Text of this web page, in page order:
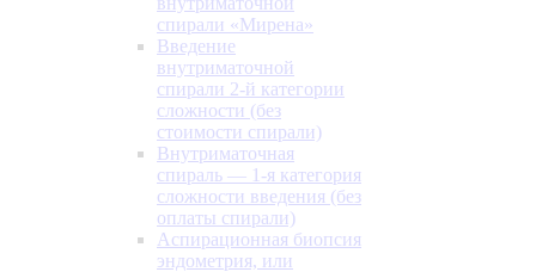
спирали «Мирена»
Введение
внутриматочной
спирали 2-й категории
сложности (без
стоимости спирали)
Внутриматочная
спираль — 1-я категория
сложности введения (без
оплаты спирали)
Аспирационная биопсия
эндометрия, или